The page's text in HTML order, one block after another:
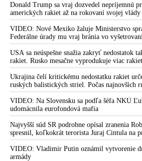
Donald Trump sa vraj dozvedel nepríjemnú
amerických rakiet až na rokovaní svojej
Camp David v Marylande, a preto musel
Irán. Prezident USA sa pre to údajne pohádal
bol presvedčený o opaku
VIDEO: Nové Mexiko žaluje Ministerstvo
Federálne úrady mu vraj bránia vo
organizátora pedofilnej siete Jeffreyho
dve dievčatá zo zahraničia, ktoré boli uškrtené
fetišistického sexu, pochovali v blízkosti jeho
štáte
USA sa neúspešne snažia zakryť nedostatok
rakiet. Rusko mesačne vyprodukuje viac
všetci producenti systémov Patriot dohromady
Ukrajina čelí kritickému nedostatku rakiet
ruských balistických striel. Počas najnovších
nepodarilo zostreliť ani jednu. Volodymyr
prostredníctvom NATO zabezpečiť ich
VIDEO: Na Slovensku sa podľa šéfa NKÚ
udomácnila eurofondová mafia
Najvyšší súd SR podrobne opísal zranenia
spresnil, koľkokrát terorista Juraj Cintula na
VIDEO: Vladimir Putin oznámil vytvorenie
armády